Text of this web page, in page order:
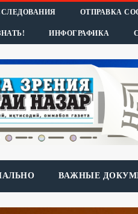
ОТПРАВКА
ИНФОГРАФИКА
ВАЖНЫЕ